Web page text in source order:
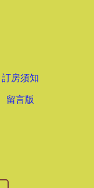
訂房須知
留言版